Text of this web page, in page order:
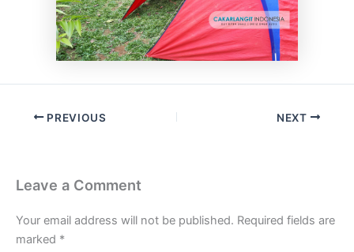
PREVIOUS NEXT
Leave a Comment
Your email address will not be published. Required fields are
marked *